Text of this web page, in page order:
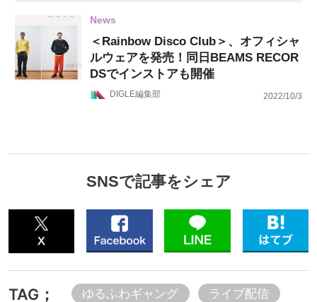
News
＜Rainbow Disco Club＞、オフィシャ
ルウェアを発売！同日BEAMS RECOR
DSでインストアも開催
DIGLE編集部 2022/10/3
SNSで記事をシェア
TAG； ゆるふわギャング ライブ配信